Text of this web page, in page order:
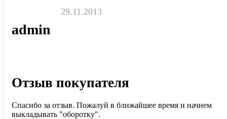
admin
29.11.2013
Отзыв покупателя
Спасибо за отзыв. Пожалуй в ближайшее время и начнем
выкладывать "оборотку".